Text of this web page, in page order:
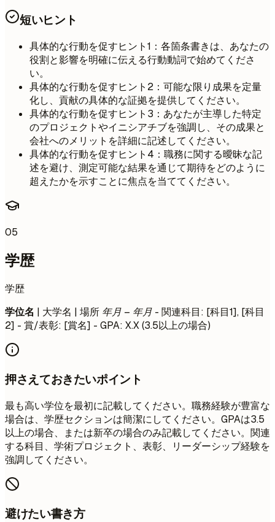
短いヒント
具体的な行動を促すヒント1：各箇条書きは、あなたの
役割と影響を明確に伝える行動動詞で始めてくださ
い。
具体的な行動を促すヒント2：可能な限り成果を定量
化し、貢献の具体的な証拠を提供してください。
具体的な行動を促すヒント3：あなたが主導した特定
のプロジェクトやイニシアチブを強調し、その成果と
会社へのメリットを詳細に記述してください。
具体的な行動を促すヒント4：職務に関する曖昧な記
述を避け、測定可能な結果を通じて期待をどのように
超えたかを示すことに焦点を当ててください。
05
学歴
学歴
学位名 | 大学名 | 場所 年月 – 年月 - 関連科目: [科目1], [科目
2] - 賞/表彰: [賞名] - GPA: X.X (3.5以上の場合)
押さえておきたいポイント
最も高い学位を最初に記載してください。職務経験が豊富な
場合は、学歴セクションは簡潔にしてください。GPAは3.5
以上の場合、または新卒の場合のみ記載してください。関連
する科目、学術プロジェクト、表彰、リーダーシップ経験を
強調してください。
避けたい書き方